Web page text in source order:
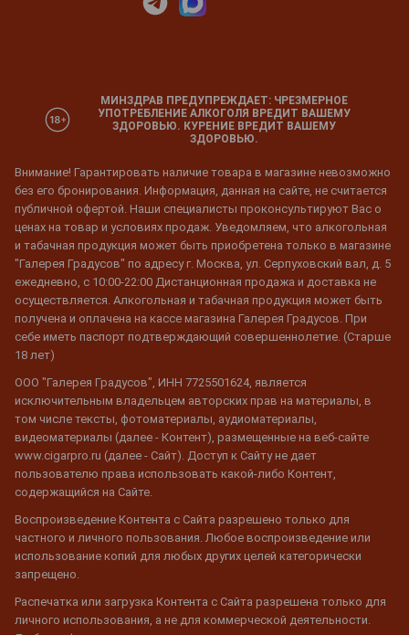
МИНЗДРАВ ПРЕДУПРЕЖДАЕТ: ЧРЕЗМЕРНОЕ
УПОТРЕБЛЕНИЕ АЛКОГОЛЯ ВРЕДИТ ВАШЕМУ
ЗДОРОВЬЮ. КУРЕНИЕ ВРЕДИТ ВАШЕМУ
ЗДОРОВЬЮ.
Внимание! Гарантировать наличие товара в магазине невозможно
без его бронирования. Информация, данная на сайте, не считается
публичной офертой. Наши специалисты проконсультируют Вас о
ценах на товар и условиях продаж. Уведомляем, что алкогольная
и табачная продукция может быть приобретена только в магазине
"Галерея Градусов" по адресу г. Москва, ул. Серпуховский вал, д. 5
ежедневно, с 10:00-22:00 Дистанционная продажа и доставка не
осуществляется. Алкогольная и табачная продукция может быть
получена и оплачена на кассе магазина Галерея Градусов. При
себе иметь паспорт подтверждающий совершеннолетие. (Старше
18 лет)
ООО "Галерея Градусов", ИНН 7725501624, является
исключительным владельцем авторских прав на материалы, в
том числе тексты, фотоматериалы, аудиоматериалы,
видеоматериалы (далее - Контент), размещенные на веб-сайте
www.cigarpro.ru (далее - Сайт). Доступ к Сайту не дает
пользователю права использовать какой-либо Контент,
содержащийся на Сайте.
Воспроизведение Контента с Сайта разрешено только для
частного и личного пользования. Любое воспроизведение или
использование копий для любых других целей категорически
запрещено.
Распечатка или загрузка Контента с Сайта разрешена только для
личного использования, а не для коммерческой деятельности.